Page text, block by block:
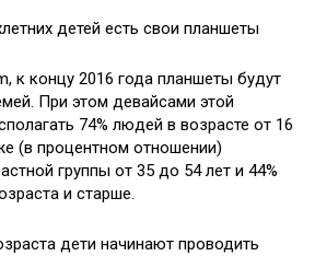
к концу 2016 года планшеты будут
При этом девайсами этой
74% людей в возрасте от 16
(в процентном отношении)
группы от 35 до 54 лет и 44%
и старше.
дети начинают проводить